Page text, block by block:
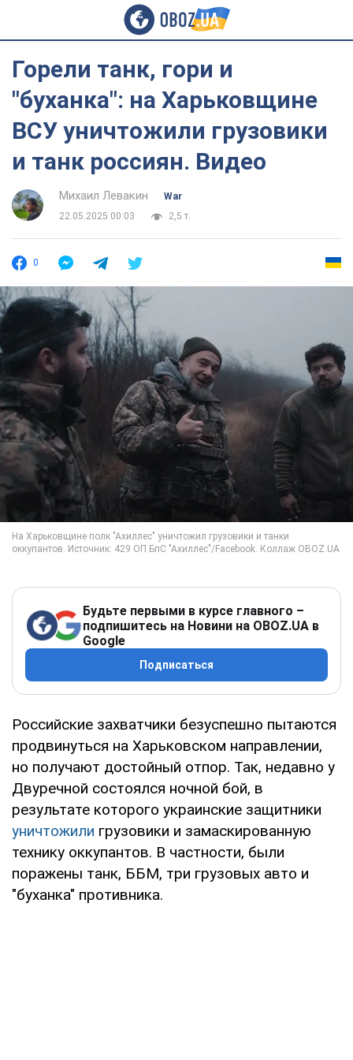
Горели танк, гори и
"буханка": на Харьковщине
ВСУ уничтожили грузовики
и танк россиян. Видео
Михаил Левакин
War
22.05.2025 00:03
2,5 т.
0
Будьте первыми в курсе главного –
подпишитесь на Новини на OBOZ.UA в
Google
Подписаться
Российские захватчики безуспешно пытаются
продвинуться на Харьковском направлении,
но получают достойный отпор. Так, недавно у
Двуречной состоялся ночной бой, в
результате которого украинские защитники
уничтожили грузовики и замаскированную
технику оккупантов. В частности, были
поражены танк, ББМ, три грузовых авто и
"буханка" противника.